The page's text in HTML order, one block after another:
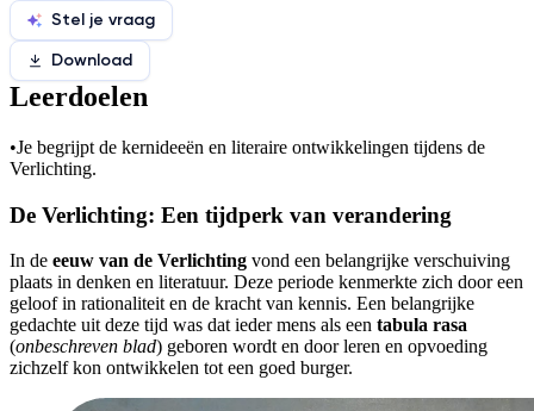
Stel je vraag
Download
Leerdoelen
•Je begrijpt de kernideeën en literaire ontwikkelingen tijdens de
Verlichting.
De Verlichting: Een tijdperk van verandering
In de eeuw van de Verlichting vond een belangrijke verschuiving
plaats in denken en literatuur. Deze periode kenmerkte zich door een
geloof in rationaliteit en de kracht van kennis. Een belangrijke
gedachte uit deze tijd was dat ieder mens als een tabula rasa
(onbeschreven blad) geboren wordt en door leren en opvoeding
zichzelf kon ontwikkelen tot een goed burger.